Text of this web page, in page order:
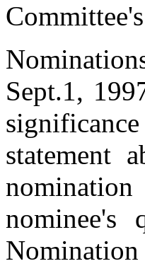
Sept.1,
statement
nominee's